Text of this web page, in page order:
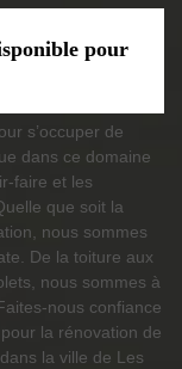
pour
s’occuper de
dans ce domaine
faire et les
que soit la
nous sommes
De la toiture aux
nous sommes à
nous confiance
la rénovation de
la ville de Les